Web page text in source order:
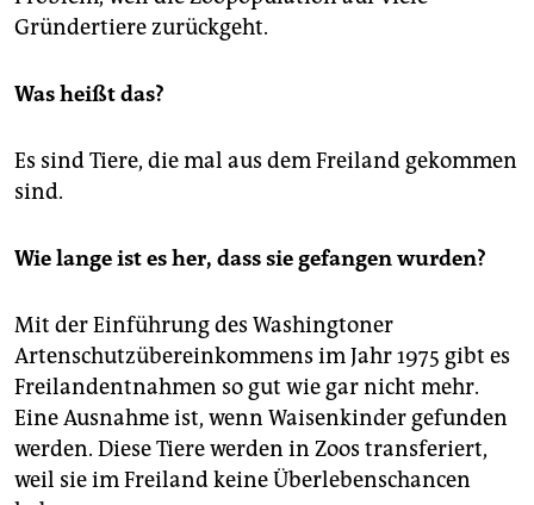
Gründertiere zurückgeht.
Was heißt das?
Es sind Tiere, die mal aus dem Freiland gekommen
sind.
Wie lange ist es her, dass sie gefangen wurden?
Mit der Einführung des Washingtoner
Artenschutzübereinkommens im Jahr 1975 gibt es
Freilandentnahmen so gut wie gar nicht mehr.
Eine Ausnahme ist, wenn Waisenkinder gefunden
werden. Diese Tiere werden in Zoos transferiert,
weil sie im Freiland keine Überlebenschancen